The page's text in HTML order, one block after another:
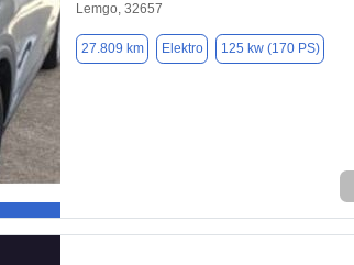
Lemgo, 32657
27.809 km Elektro 125 kw (170 PS)